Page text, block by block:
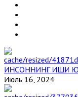
ИНСОННИНГ ИШИ
Июль 16, 2024